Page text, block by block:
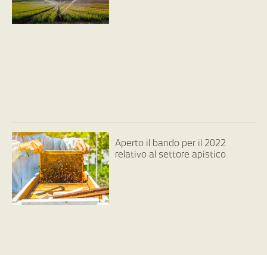
Aperto il bando per il 2022
relativo al settore apistico